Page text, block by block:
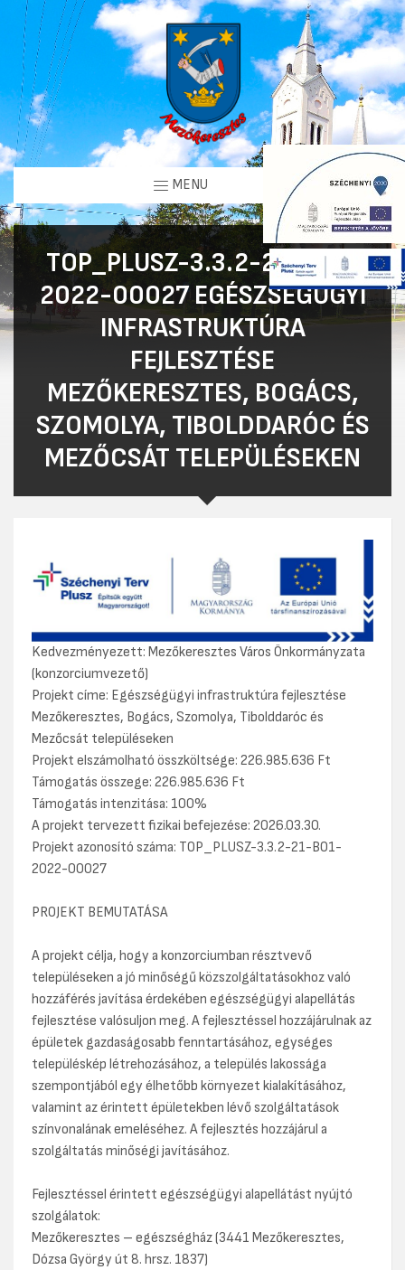
MENU
TOP_PLUSZ-3.3.2-21-BO1-
2022-00027 EGÉSZSÉGÜGYI
INFRASTRUKTÚRA
FEJLESZTÉSE
MEZŐKERESZTES, BOGÁCS,
SZOMOLYA, TIBOLDDARÓC ÉS
MEZŐCSÁT TELEPÜLÉSEKEN
Kedvezményezett: Mezőkeresztes Város Önkormányzata
(konzorciumvezető)
Projekt címe: Egészségügyi infrastruktúra fejlesztése
Mezőkeresztes, Bogács, Szomolya, Tibolddaróc és
Mezőcsát településeken
Projekt elszámolható összköltsége: 226.985.636 Ft
Támogatás összege: 226.985.636 Ft
Támogatás intenzitása: 100%
A projekt tervezett fizikai befejezése: 2026.03.30.
Projekt azonosító száma: TOP_PLUSZ-3.3.2-21-BO1-
2022-00027
PROJEKT BEMUTATÁSA
A projekt célja, hogy a konzorciumban résztvevő
településeken a jó minőségű közszolgáltatásokhoz való
hozzáférés javítása érdekében egészségügyi alapellátás
fejlesztése valósuljon meg. A fejlesztéssel hozzájárulnak az
épületek gazdaságosabb fenntartásához, egységes
településkép létrehozásához, a település lakossága
szempontjából egy élhetőbb környezet kialakításához,
valamint az érintett épületekben lévő szolgáltatások
színvonalának emeléséhez. A fejlesztés hozzájárul a
szolgáltatás minőségi javításához.
Fejlesztéssel érintett egészségügyi alapellátást nyújtó
szolgálatok:
Mezőkeresztes – egészségház (3441 Mezőkeresztes,
Dózsa György út 8. hrsz. 1837)